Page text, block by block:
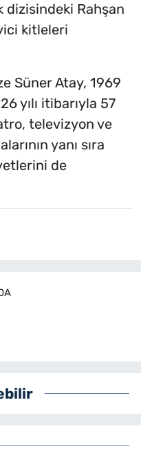
dizisindeki Rahşan
kitleleri
Süner Atay, 1969
yılı itibarıyla 57
televizyon ve
yanı sıra
de